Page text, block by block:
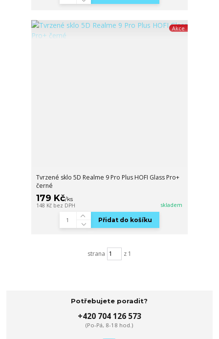
Akce
Tvrzené sklo 5D Realme 9 Pro Plus HOFI Glass Pro+
černé
179 Kč/ks
148 Kč bez DPH skladem
Přidat do košíku
strana z 1
Potřebujete poradit?
+420 704 126 573
(Po-Pá, 8-18 hod.)